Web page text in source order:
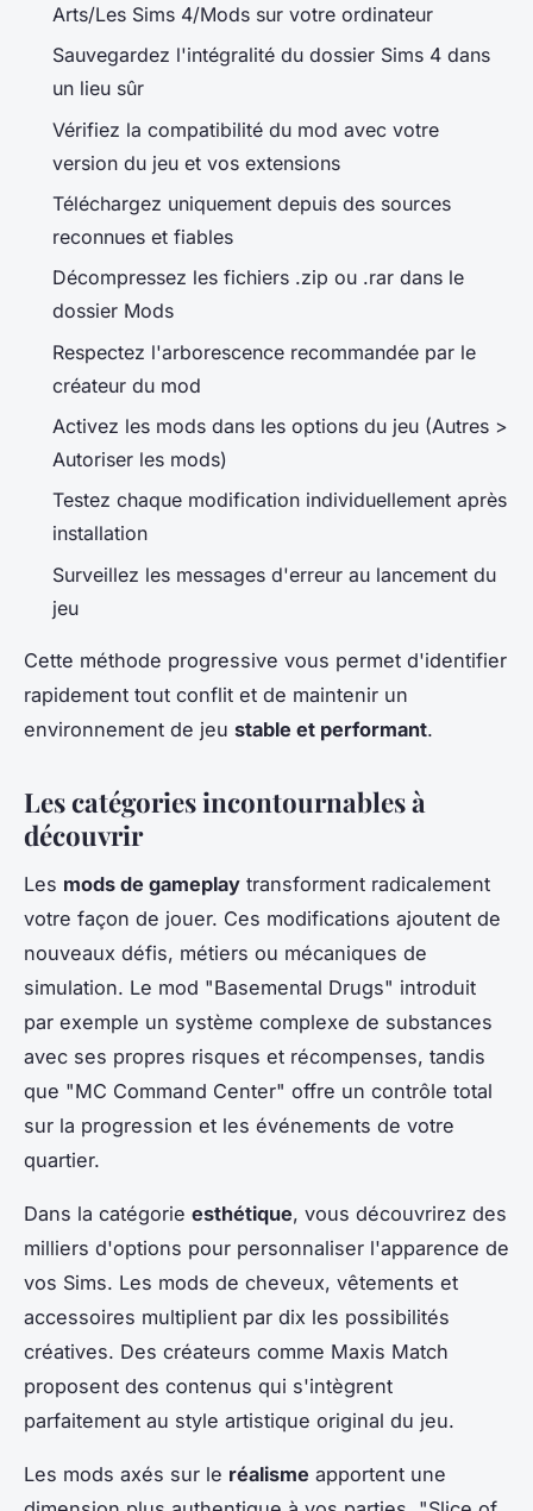
Arts/Les Sims 4/Mods sur votre ordinateur
Sauvegardez l'intégralité du dossier Sims 4 dans
un lieu sûr
Vérifiez la compatibilité du mod avec votre
version du jeu et vos extensions
Téléchargez uniquement depuis des sources
reconnues et fiables
Décompressez les fichiers .zip ou .rar dans le
dossier Mods
Respectez l'arborescence recommandée par le
créateur du mod
Activez les mods dans les options du jeu (Autres >
Autoriser les mods)
Testez chaque modification individuellement après
installation
Surveillez les messages d'erreur au lancement du
jeu
Cette méthode progressive vous permet d'identifier
rapidement tout conflit et de maintenir un
environnement de jeu stable et performant.
Les catégories incontournables à
découvrir
Les mods de gameplay transforment radicalement
votre façon de jouer. Ces modifications ajoutent de
nouveaux défis, métiers ou mécaniques de
simulation. Le mod "Basemental Drugs" introduit
par exemple un système complexe de substances
avec ses propres risques et récompenses, tandis
que "MC Command Center" offre un contrôle total
sur la progression et les événements de votre
quartier.
Dans la catégorie esthétique, vous découvrirez des
milliers d'options pour personnaliser l'apparence de
vos Sims. Les mods de cheveux, vêtements et
accessoires multiplient par dix les possibilités
créatives. Des créateurs comme Maxis Match
proposent des contenus qui s'intègrent
parfaitement au style artistique original du jeu.
Les mods axés sur le réalisme apportent une